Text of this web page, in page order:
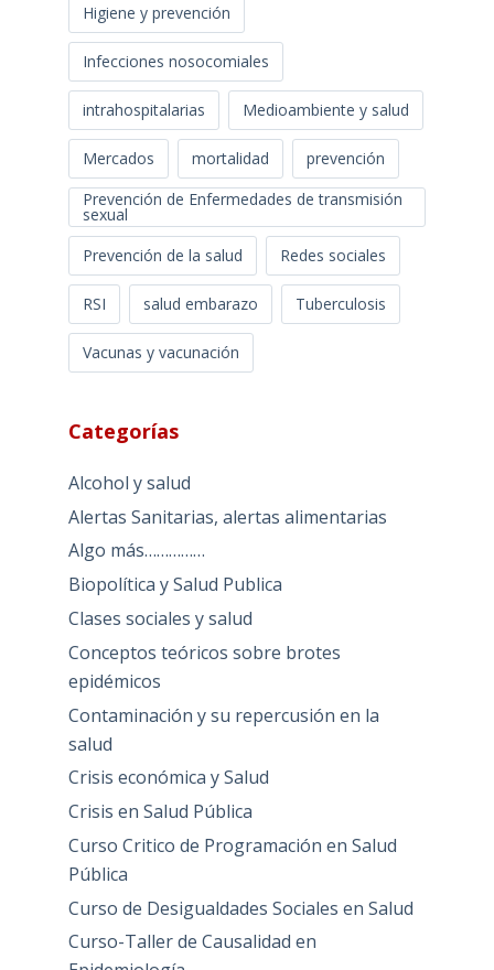
Higiene y prevención
Infecciones nosocomiales
intrahospitalarias Medioambiente y salud
Mercados mortalidad
prevención
Prevención de Enfermedades de transmisión
sexual
Prevención de la salud
Redes sociales
RSI salud embarazo Tuberculosis
Vacunas y vacunación
Categorías
Alcohol y salud
Alertas Sanitarias, alertas alimentarias
Algo más……………
Biopolítica y Salud Publica
Clases sociales y salud
Conceptos teóricos sobre brotes
epidémicos
Contaminación y su repercusión en la
salud
Crisis económica y Salud
Crisis en Salud Pública
Curso Critico de Programación en Salud
Pública
Curso de Desigualdades Sociales en Salud
Curso-Taller de Causalidad en